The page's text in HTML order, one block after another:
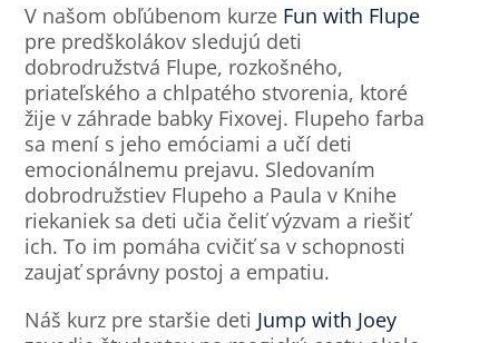
V našom obľúbenom kurze Fun with Flupe
pre predškolákov sledujú deti
dobrodružstvá Flupe, rozkošného,
priateľského a chlpatého stvorenia, ktoré
žije v záhrade babky Fixovej. Flupeho farba
sa mení s jeho emóciami a učí deti
emocionálnemu prejavu. Sledovaním
dobrodružstiev Flupeho a Paula v Knihe
riekaniek sa deti učia čeliť výzvam a riešiť
ich. To im pomáha cvičiť sa v schopnosti
zaujať správny postoj a empatiu.
Náš kurz pre staršie deti Jump with Joey